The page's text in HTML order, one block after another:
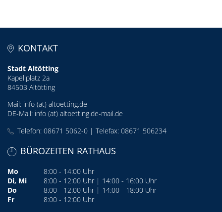
KONTAKT
Stadt Altötting
Kapellplatz 2a
84503 Altötting
Mail: info (at) altoetting.de
DE-Mail: info (at) altoetting.de-mail.de
Telefon: 08671 5062-0 | Telefax: 08671 506234
BÜROZEITEN RATHAUS
Mo
8:00 - 14:00 Uhr
Di, Mi
8:00 - 12:00 Uhr | 14:00 - 16:00 Uhr
Do
8:00 - 12:00 Uhr | 14:00 - 18:00 Uhr
Fr
8:00 - 12:00 Uhr